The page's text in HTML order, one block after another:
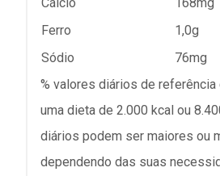
Cálcio
168mg
Ferro
1,0g
Sódio
76mg
% valores diários de referência
uma dieta de 2.000 kcal ou
diários podem ser maiores ou
dependendo das suas